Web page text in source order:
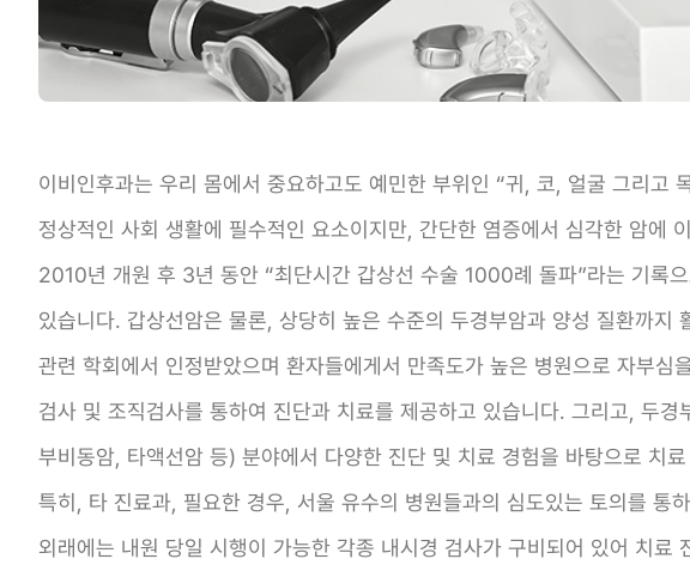
이비인후과는 우리 몸에서 중요하고도 예민한 부위인 “귀, 코, 얼굴 그리고
정상적인 사회 생활에 필수적인 요소이지만, 간단한 염증에서 심각한 암에
2010년 개원 후 3년 동안 “최단시간 갑상선 수술 1000례 돌파”라는 기록
있습니다. 갑상선암은 물론, 상당히 높은 수준의 두경부암과 양성 질환까
관련 학회에서 인정받았으며 환자들에게서 만족도가 높은 병원으로 자부
검사 및 조직검사를 통하여 진단과 치료를 제공하고 있습니다. 그리고, 두
부비동암, 타액선암 등) 분야에서 다양한 진단 및 치료 경험을 바탕으로 치
특히, 타 진료과, 필요한 경우, 서울 유수의 병원들과의 심도있는 토의를
외래에는 내원 당일 시행이 가능한 각종 내시경 검사가 구비되어 있어 치